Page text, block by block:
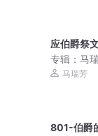
应伯爵祭
专辑：马
坛名师讲
马瑞芳
801-伯爵